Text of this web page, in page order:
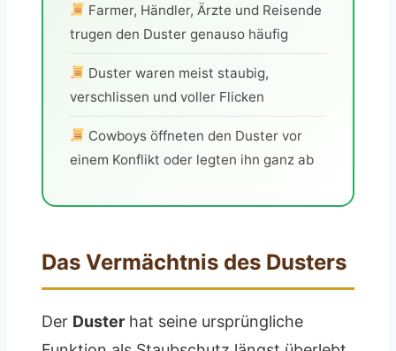
Farmer, Händler, Ärzte und Reisende
trugen den Duster genauso häufig
Duster waren meist staubig,
verschlissen und voller Flicken
Cowboys öffneten den Duster vor
einem Konflikt oder legten ihn ganz ab
Das Vermächtnis des Dusters
Der Duster hat seine ursprüngliche